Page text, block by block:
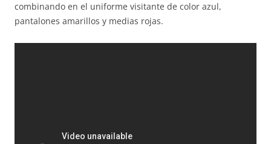
combinando en el uniforme visitante de color azul,
pantalones amarillos y medias rojas.